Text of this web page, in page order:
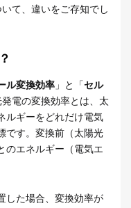
て、違いをご存知でし
ル変換効率 」と「セル
電の変換効率とは、太
ルギーをどれだけ電気
です。変換前（太陽光
のエネルギー（電気エ
した場合、変換効率が